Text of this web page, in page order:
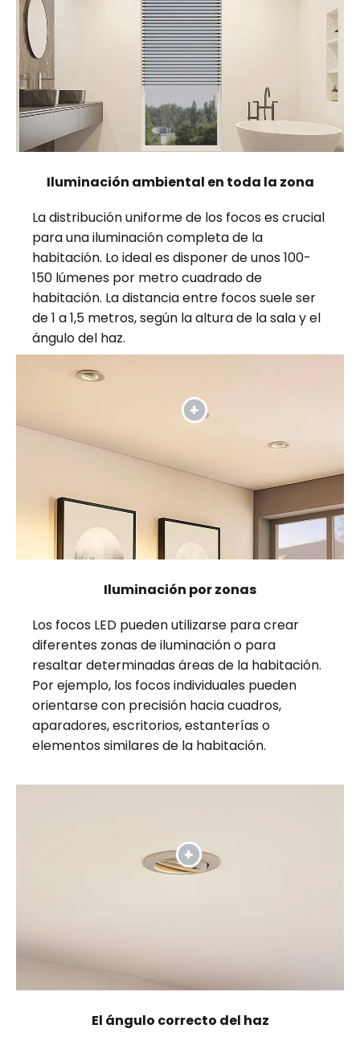
Iluminación ambiental en toda la zona
La distribución uniforme de los focos es crucial
para una iluminación completa de la
habitación. Lo ideal es disponer de unos 100-
150 lúmenes por metro cuadrado de
habitación. La distancia entre focos suele ser
de 1 a 1,5 metros, según la altura de la sala y el
ángulo del haz.
Iluminación por zonas
Los focos LED pueden utilizarse para crear
diferentes zonas de iluminación o para
resaltar determinadas áreas de la habitación.
Por ejemplo, los focos individuales pueden
orientarse con precisión hacia cuadros,
aparadores, escritorios, estanterías o
elementos similares de la habitación.
El ángulo correcto del haz